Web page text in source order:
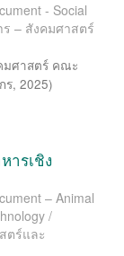
- Social
ร – สังคมศาสตร์
มศาสตร์ คณะ
ร, 2025)
ารเชิง
– Animal
/
ตร์และ